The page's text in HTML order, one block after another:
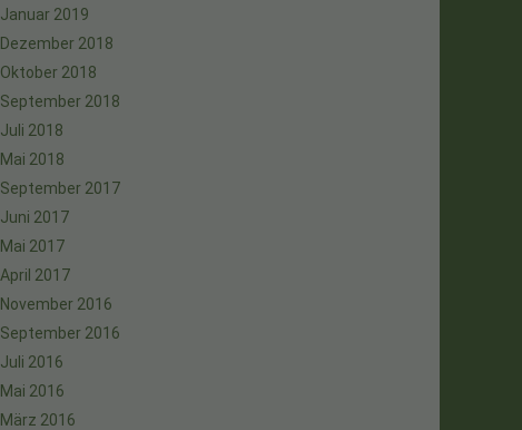
Januar 2019
Dezember 2018
Oktober 2018
September 2018
Juli 2018
Mai 2018
September 2017
Juni 2017
Mai 2017
April 2017
November 2016
September 2016
Juli 2016
Mai 2016
März 2016